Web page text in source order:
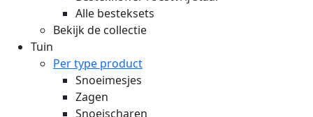
Alle besteksets
Bekijk de collectie
Tuin
Per type product
Snoeimesjes
Zagen
Snoeischaren